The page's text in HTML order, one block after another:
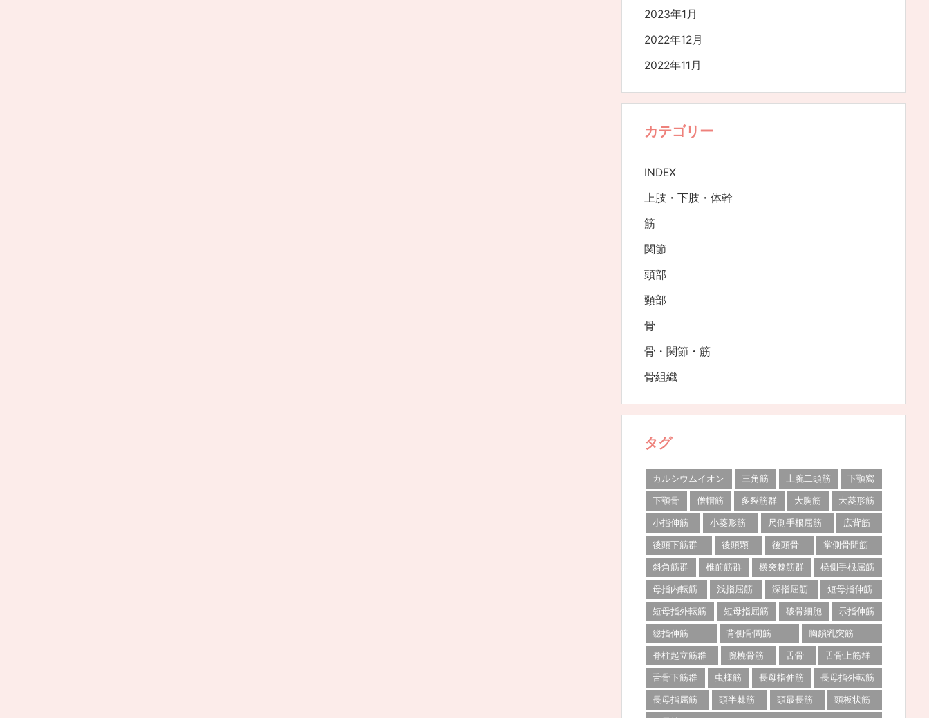
2023年1月
2022年12月
2022年11月
カテゴリー
INDEX
上肢・下肢・体幹
筋
関節
頭部
頸部
骨
骨・関節・筋
骨組織
タグ
カルシウムイオン 三角筋 上腕二頭筋
下顎窩
下顎骨
僧帽筋 多裂筋群 大胸筋
大菱形筋
小指伸筋
小菱形筋 尺側手根屈筋
広背筋
後頭下筋群
後頭顆 後頭骨
掌側骨間筋
斜角筋群
椎前筋群 横突棘筋群
橈側手根屈筋
母指内転筋
浅指屈筋 深指屈筋
短母指伸筋
短母指外転筋
短母指屈筋 破骨細胞
示指伸筋
総指伸筋
背側骨間筋
胸鎖乳突筋
脊柱起立筋群
腕橈骨筋 舌骨
舌骨上筋群
舌骨下筋群
虫様筋 長母指伸筋
長母指外転筋
長母指屈筋
頭半棘筋 頭最長筋
頭板状筋